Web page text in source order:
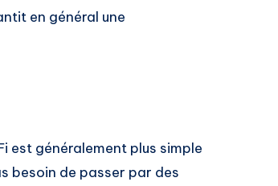
en général une
est généralement plus simple
besoin de passer par des